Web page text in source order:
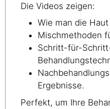
Die Videos zeigen:
Wie man die
Mischmethoden
Schritt-für-
Ergebnisse.
Perfekt, um Ihre